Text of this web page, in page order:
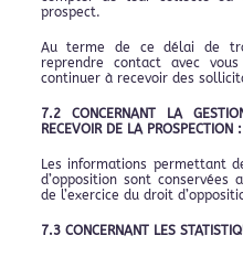
prospect.
Au terme de ce délai de
reprendre contact avec
continuer à recevoir des
7.2 CONCERNANT LA
RECEVOIR DE LA PROSPECTION :
Les informations permettant
d’opposition sont
de l’exercice du droit
7.3 CONCERNANT LES